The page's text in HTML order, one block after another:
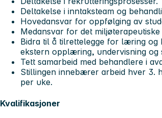
Deltakelse i inntaksteam og
Hovedansvar for oppfølging av
Medansvar for det
Bidra til å tilrettelegge for læring og
ekstern opplæring, undervisning og
Tett samarbeid med behandlere i
Stillingen innebærer arbeid hver 3.
per uke.
Kvalifikasjoner